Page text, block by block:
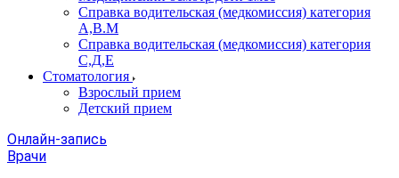
Справка водительская (медкомиссия) категория
А,В.М
Справка водительская (медкомиссия) категория
С,Д,Е
Стоматология
Взрослый прием
Детский прием
Онлайн-запись
Врачи